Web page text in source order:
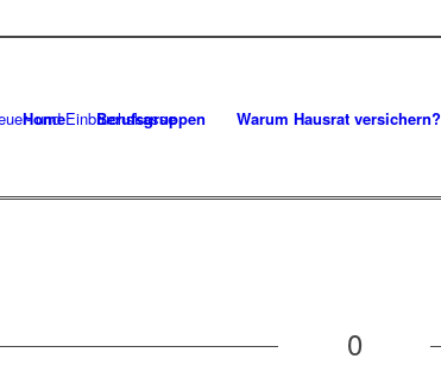
Home Berufsgruppen Warum Hausrat versichern?
0